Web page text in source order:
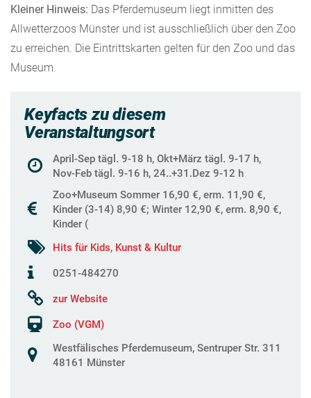
Kleiner Hinweis: Das Pferdemuseum liegt inmitten des
Allwetterzoos Münster und ist ausschließlich über den Zoo
zu erreichen. Die Eintrittskarten gelten für den Zoo und das
Museum.
Keyfacts zu diesem
Veranstaltungsort
April-Sep tägl. 9-18 h, Okt+März tägl. 9-17 h,
Nov-Feb tägl. 9-16 h, 24..+31.Dez 9-12 h
Zoo+Museum Sommer 16,90 €, erm. 11,90 €,
Kinder (3-14) 8,90 €; Winter 12,90 €, erm. 8,90 €,
Kinder (
Hits für Kids, Kunst & Kultur
0251-484270
zur Website
Zoo (VGM)
Westfälisches Pferdemuseum, Sentruper Str. 311
48161 Münster